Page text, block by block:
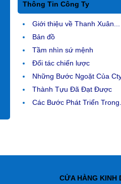
Thông Tin Công Ty
Giới thiệu về Thanh Xuân...
Bản đồ
Tầm nhìn sứ mệnh
Đối tác chiến lược
Những Bước Ngoặt Của
Thành Tựu Đã Đạt Được
Các Bước Phát Triển
CỬA HÀNG KINH